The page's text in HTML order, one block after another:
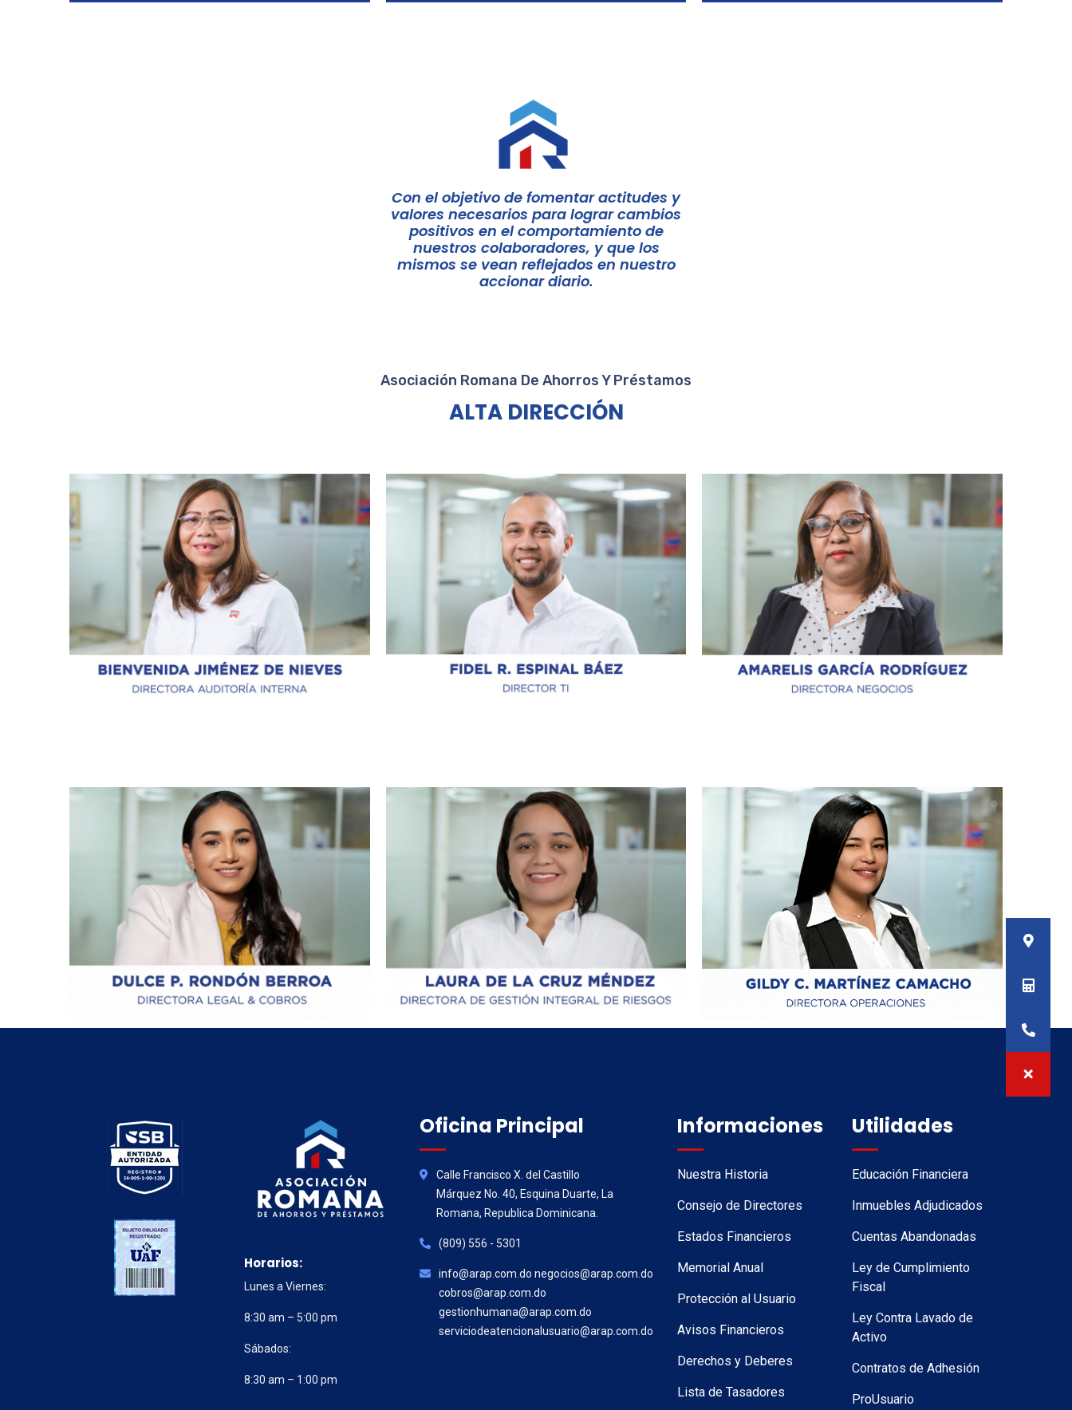
Con el objetivo de fomentar actitudes y
valores necesarios para lograr cambios
positivos en el comportamiento de
nuestros colaboradores, y que los
mismos se vean reflejados en nuestro
accionar diario.
Asociación Romana De Ahorros Y Préstamos
ALTA DIRECCIÓN
Horarios:
Lunes a Viernes:
8:30 am – 5:00 pm
Sábados:
8:30 am – 1:00 pm
Oficina Principal
Calle Francisco X. del Castillo
Márquez No. 40, Esquina Duarte, La
Romana, Republica Dominicana.
(809) 556 - 5301
info@arap.com.do negocios@arap.com.do
cobros@arap.com.do
gestionhumana@arap.com.do
serviciodeatencionalusuario@arap.com.do
Informaciones
Nuestra Historia
Consejo de Directores
Estados Financieros
Memorial Anual
Protección al Usuario
Avisos Financieros
Derechos y Deberes
Lista de Tasadores
Utilidades
Educación Financiera
Inmuebles Adjudicados
Cuentas Abandonadas
Ley de Cumplimiento
Fiscal
Ley Contra Lavado de
Activo
Contratos de Adhesión
ProUsuario